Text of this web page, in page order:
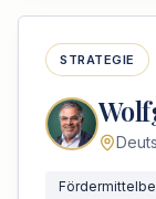
STRATEGIE